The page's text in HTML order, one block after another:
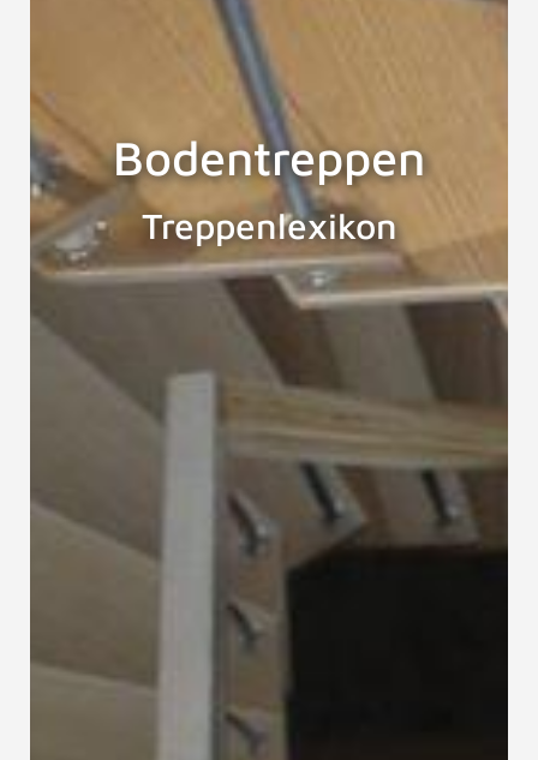
Bodentreppen
Treppenlexikon